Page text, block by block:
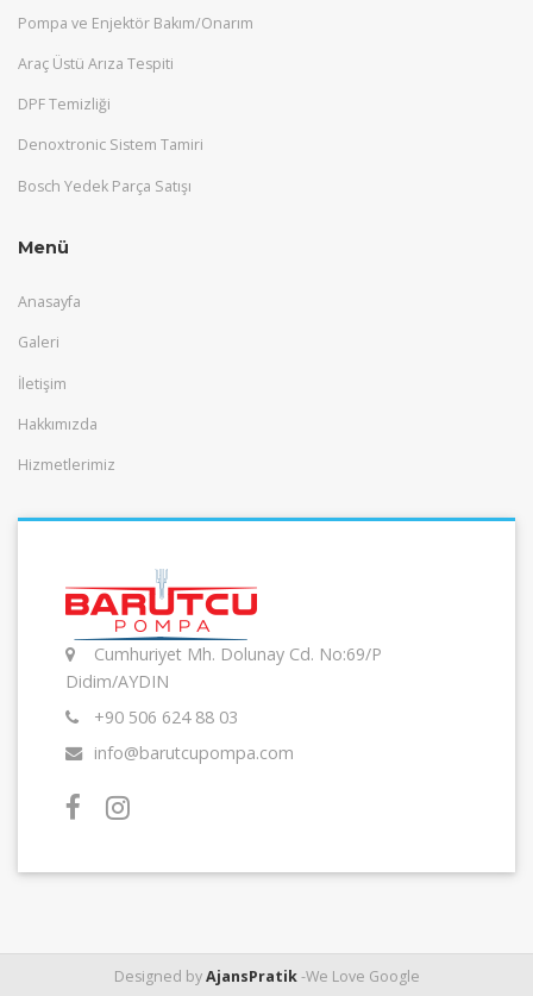
Pompa ve Enjektör Bakım/Onarım
Araç Üstü Arıza Tespiti
DPF Temizliği
Denoxtronic Sistem Tamiri
Bosch Yedek Parça Satışı
Menü
Anasayfa
Galeri
İletişim
Hakkımızda
Hizmetlerimiz
Cumhuriyet Mh. Dolunay Cd. No:69/P
Didim/AYDIN
+90 506 624 88 03
info@barutcupompa.com
Designed byAjansPratik-We Love Google